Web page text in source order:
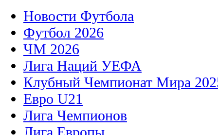
Новости Футбола
Футбол 2026
ЧМ 2026
Лига Наций УЕФА
Клубный Чемпионат Мира
Евро U21
Лига Чемпионов